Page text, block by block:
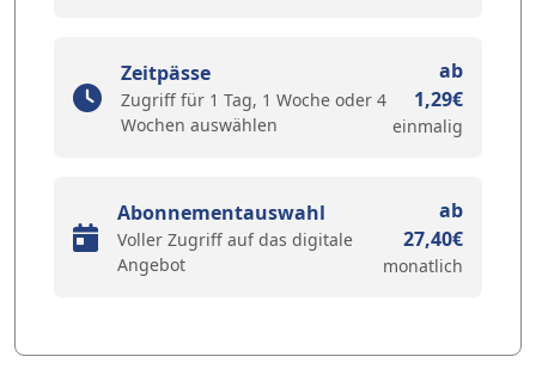
Zeitpässe
Zugriff für 1 Tag, 1 Woche oder 4
Wochen auswählen
ab
1,29€
einmalig
Abonnementauswahl
Voller Zugriff auf das digitale
Angebot
ab
27,40€
monatlich